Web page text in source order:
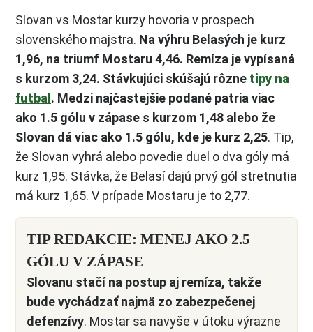
Slovan vs Mostar kurzy hovoria v prospech
slovenského majstra. Na výhru Belasých je kurz
1,96, na triumf Mostaru 4,46. Remíza je vypísaná
s kurzom 3,24. Stávkujúci skúšajú rôzne tipy na
futbal. Medzi najčastejšie podané patria viac
ako 1.5 gólu v zápase s kurzom 1,48 alebo že
Slovan dá viac ako 1.5 gólu, kde je kurz 2,25. Tip,
že Slovan vyhrá alebo povedie duel o dva góly má
kurz 1,95. Stávka, že Belasí dajú prvý gól stretnutia
má kurz 1,65. V prípade Mostaru je to 2,77.
TIP REDAKCIE: MENEJ AKO 2.5
GÓLU V ZÁPASE
Slovanu stačí na postup aj remíza, takže
bude vychádzať najmä zo zabezpečenej
defenzívy. Mostar sa navyše v útoku výrazne